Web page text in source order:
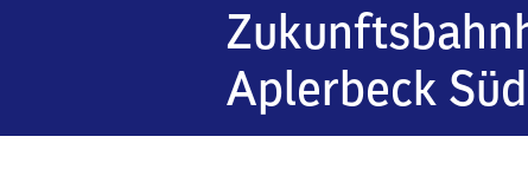
Aplerbeck Süd